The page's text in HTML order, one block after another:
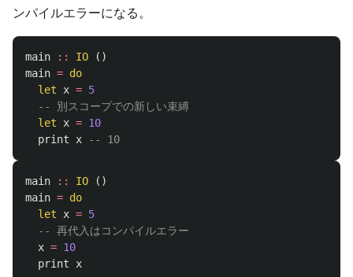
ンパイルエラーになる。
main :: IO
()
main = do
let
x = 5
-- 別スコープでの新しい束縛
let
x = 10
print
x -- 10
main :: IO
()
main = do
let
x = 5
-- 再代入はコンパイルエラー
x = 10
print
x